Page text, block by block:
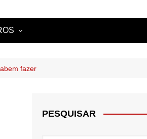
E
fazer
PESQUISAR